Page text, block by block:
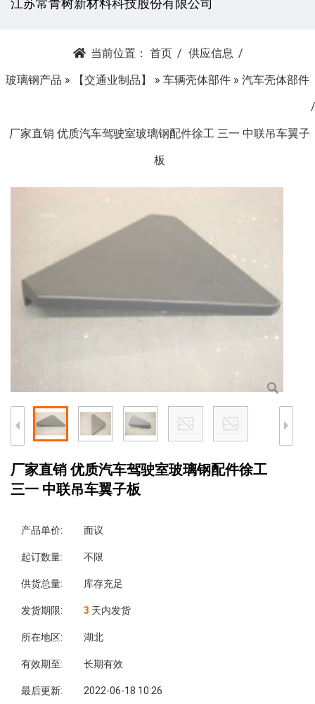
杭州昕劲复材科技有限公司
当前位置： 首页
供应信息
玻璃钢产品 » 【交通业制品】 » 车辆壳体部件 » 汽车壳体部件
厂家直销 优质汽车驾驶室玻璃钢配件徐工 三一 中联吊车翼子
板
厂家直销 优质汽车驾驶室玻璃钢配件徐工
三一 中联吊车翼子板
产品单价: 面议
起订数量: 不限
供货总量: 库存充足
发货期限: 3 天内发货
所在地区: 湖北
有效期至: 长期有效
最后更新: 2022-06-18 10:26